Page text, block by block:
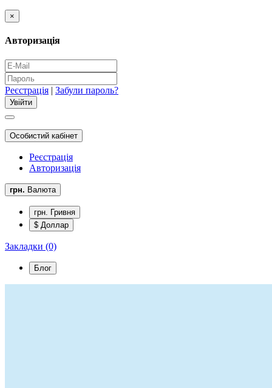
×
Авторизація
Реєстрація | Забули пароль?
Особистий кабінет
Реєстрація
Авторизація
грн. Валюта
грн. Гривня
$ Доллар
Закладки (0)
Блог